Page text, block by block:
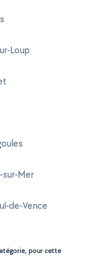
Loup
sur-Mer
de-Vence
pour cette